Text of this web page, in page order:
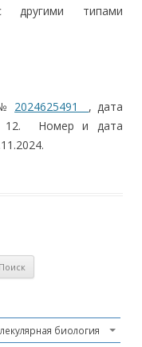
типами
2024625491 , дата
12. Номер и дата
биология